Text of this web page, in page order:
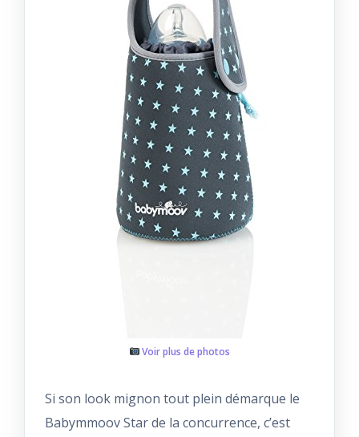
Voir plus de photos
Si son look mignon tout plein démarque le
Babymmoov Star de la concurrence, c’est